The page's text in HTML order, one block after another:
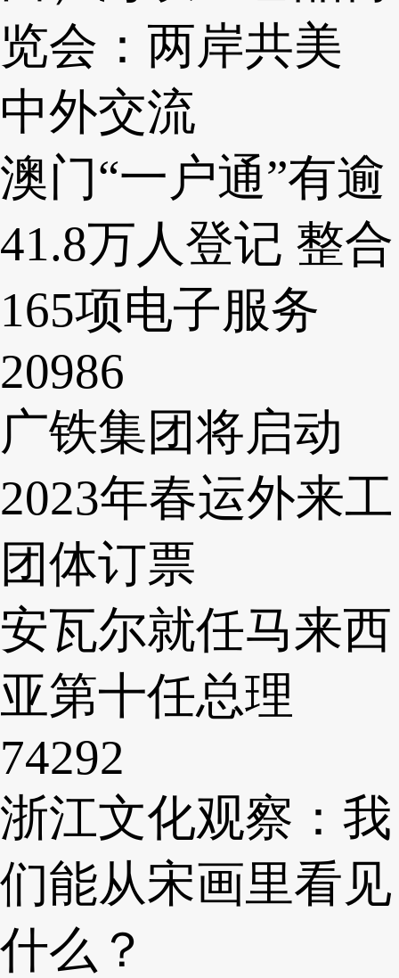
览会：两岸共美
中外交流
澳门“一户通”有逾
41.8万人登记 整合
165项电子服务
20986
广铁集团将启动
2023年春运外来工
团体订票
安瓦尔就任马来西
亚第十任总理
74292
浙江文化观察：我
们能从宋画里看见
什么？